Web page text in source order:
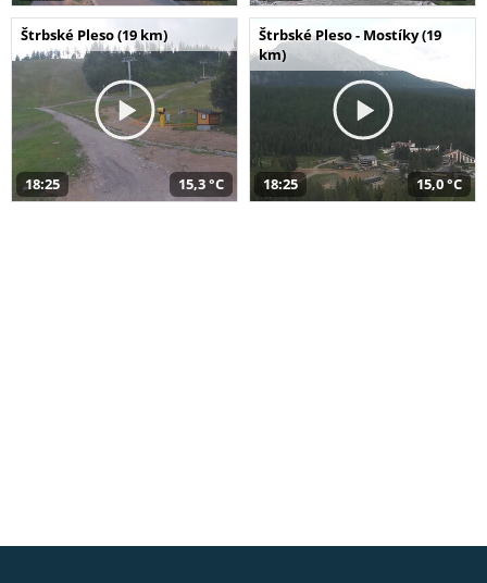
Štrbské Pleso (19 km)
18:25 15,3 °C
Štrbské Pleso - Mostíky (19
km)
18:25 15,0 °C